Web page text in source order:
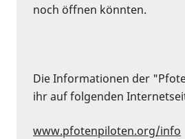
noch öffnen könnten.
Die Informationen der
ihr auf folgenden
www.pfotenpiloten.org/info